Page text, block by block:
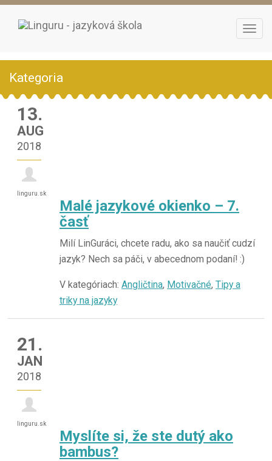
Kategoria
13.
AUG
2018
linguru.sk
Malé jazykové okienko – 7.
časť
Milí LinGuráci, chcete radu, ako sa naučiť cudzí
jazyk? Nech sa páči, v abecednom podaní! :)
V kategóriach:Angličtina, Motivačné,Tipy a
triky na jazyky
21.
JAN
2018
linguru.sk
Myslíte si, že ste dutý ako
bambus?